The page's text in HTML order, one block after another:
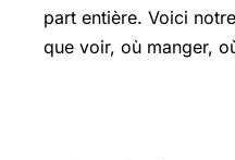
part entière. Voici
que voir, où manger,